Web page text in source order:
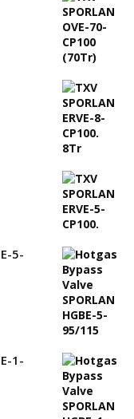
5-
1-